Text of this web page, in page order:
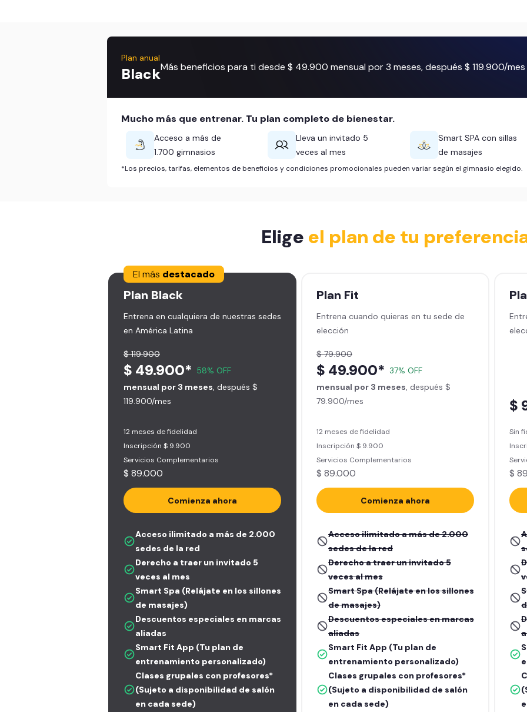
Plan anual
BlackMás beneficios para ti desde $ 49.900 mensual por 3 meses, después $ 119.900/mes
Mucho más que entrenar. Tu plan completo de bienestar.
Acceso a más de
1.700 gimnasios
Lleva un invitado 5
veces al mes
Smart SPA con sillas
de masajes
*Los precios, tarifas, elementos de beneficios y condiciones promocionales pueden variar según el gimnasio elegido.
Elige el plan de tu
El más destacado
Plan Black
Entrena en cualquiera de nuestras sedes
en América Latina
$ 119.900
$ 49.900* 58% OFF
mensual por 3 meses, después $
119.900/mes
12 meses de fidelidad
Inscripción $ 9.900
Servicios Complementarios
$ 89.000
Comienza ahora
Acceso ilimitado a más de 2.000
sedes de la red
Derecho a traer un invitado 5
veces al mes
Smart Spa (Relájate en los sillones
de masajes)
Descuentos especiales en marcas
aliadas
Smart Fit App (Tu plan de
entrenamiento personalizado)
Clases grupales con profesores*
(Sujeto a disponibilidad de salón
en cada sede)
Plan Fit
Entrena cuando quieras en tu sede de
elección
$ 79.900
$ 49.900* 37% OFF
mensual por 3 meses, después $
79.900/mes
12 meses de fidelidad
Inscripción $ 9.900
Servicios Complementarios
$ 89.000
Comienza ahora
Acceso ilimitado a más de 2.000
sedes de la red
Derecho a traer un invitado 5
veces al mes
Smart Spa (Relájate en los sillones
de masajes)
Descuentos especiales en marcas
aliadas
Smart Fit App (Tu plan de
entrenamiento personalizado)
Clases grupales con profesores*
(Sujeto a disponibilidad de salón
en cada sede)
$
Sin
$